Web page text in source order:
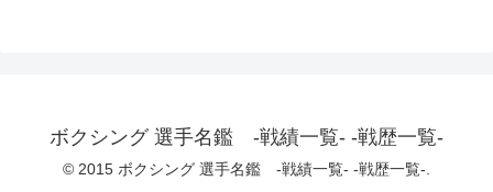
ボクシング 選手名鑑 -戦績一覧- -戦歴一覧-
© 2015 ボクシング 選手名鑑 -戦績一覧- -戦歴一覧-.